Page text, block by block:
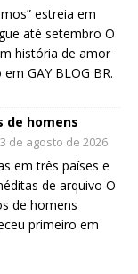
estreia em
até setembro O
história de amor
GAY BLOG BR.
de homens
3 de agosto de 2026
em três países e
de arquivo O
de homens
primeiro em